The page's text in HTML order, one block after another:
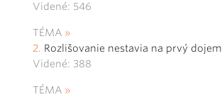
Videné: 546
TÉMA
Rozlišovanie nestavia na prvý dojem
Videné: 388
TÉMA